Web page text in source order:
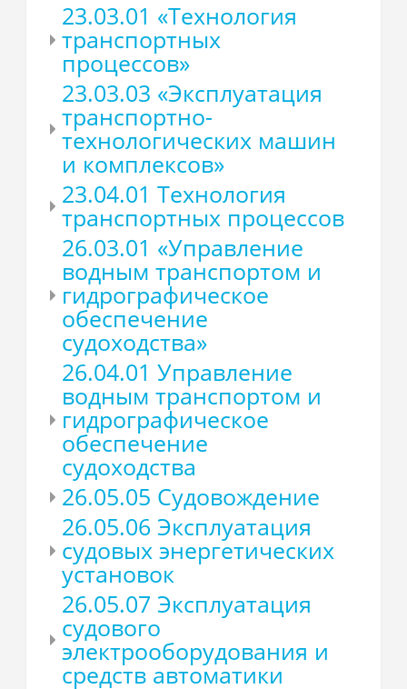
23.03.01 «Технология
транспортных
процессов»
23.03.03 «Эксплуатация
транспортно-
технологических машин
и комплексов»
23.04.01 Технология
транспортных процессов
26.03.01 «Управление
водным транспортом и
гидрографическое
обеспечение
судоходства»
26.04.01 Управление
водным транспортом и
гидрографическое
обеспечение
судоходства
26.05.05 Судовождение
26.05.06 Эксплуатация
судовых энергетических
установок
26.05.07 Эксплуатация
судового
электрооборудования и
средств автоматики